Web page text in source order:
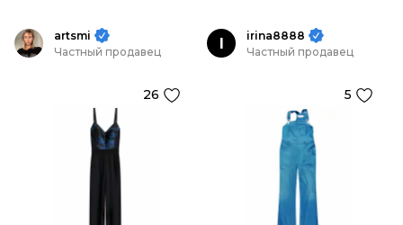
artsmi
Частный продавец
26
I
irina8888
Частный продавец
5